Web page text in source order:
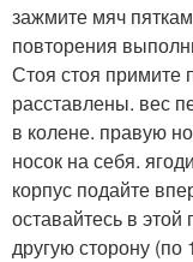
зажмите мяч
повторения
Стоя стоя примите
расставлены. вес
в колене. правую
носок на себя.
корпус подайте
оставайтесь в
другую сторону